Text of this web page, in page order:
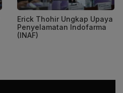
Erick Thohir Ungkap Upaya
Penyelamatan Indofarma
(INAF)